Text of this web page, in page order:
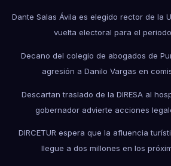
Dante Salas Ávila es elegido rector de la
vuelta electoral para el
Decano del colegio de abogados de
agresión a Danilo Vargas en
Descartan traslado de la DIRESA al
gobernador advierte acciones
DIRCETUR espera que la afluencia
llegue a dos millones en los